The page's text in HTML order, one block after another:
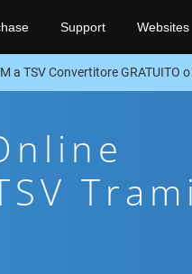
Support Websites
a TSV Convertitore GRATUITO o